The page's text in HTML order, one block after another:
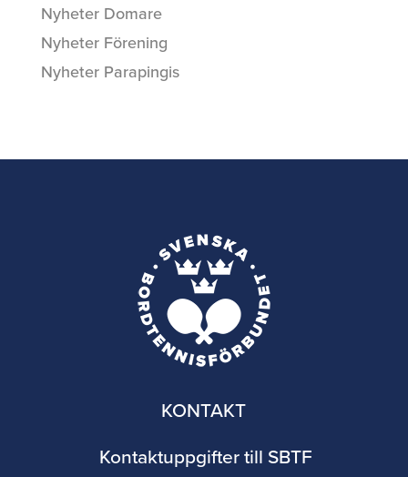
Nyheter Domare
Nyheter Förening
Nyheter Parapingis
KONTAKT
Kontaktuppgifter till SBTF